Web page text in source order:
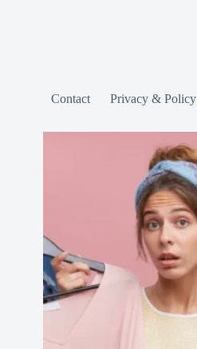
Privacy & Policy
Contact